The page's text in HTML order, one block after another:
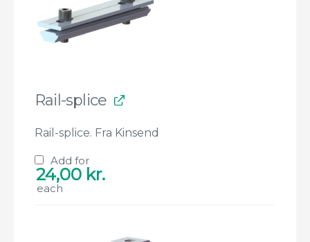
Rail-splice
Rail-splice. Fra Kinsend
Add for
24,00 kr.
each